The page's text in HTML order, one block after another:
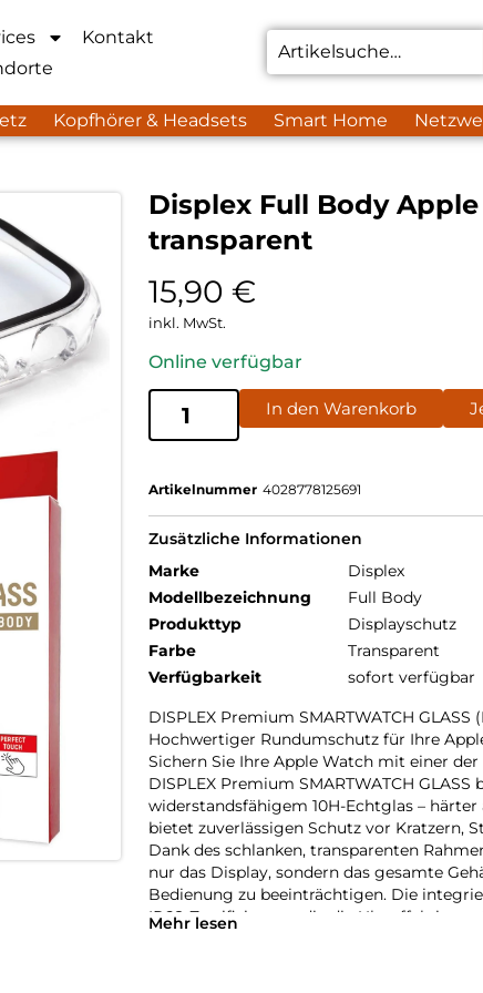
Kontakt
Kopfhörer & Headsets Smart Home
Displex Full Body
transparent
15,90 €
inkl. MwSt.
Online verfügbar
In den Warenkorb
Artikelnummer 4028778125691
Zusätzliche Informationen
Marke
Displex
Modellbezeichnung
Full Body
Produkttyp
Displayschutz
Farbe
Transparent
Verfügbarkeit
sofort verfügbar
DISPLEX Premium SMARTWATCH GLASS
Hochwertiger Rundumschutz für Ihre
Sichern Sie Ihre Apple Watch mit einer
DISPLEX Premium SMARTWATCH
widerstandsfähigem 10H-Echtglas –
bietet zuverlässigen Schutz vor Kratzern,
Dank des schlanken, transparenten
nur das Display, sondern das gesamte
Bedienung zu beeinträchtigen. Die
IP68-Zertifizierung, die die Uhr effektiv vor
Mehr lesen